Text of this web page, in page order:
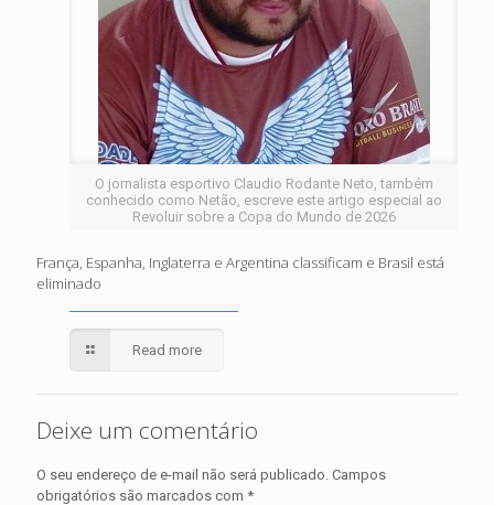
O jornalista esportivo Claudio Rodante Neto, também
conhecido como Netão, escreve este artigo especial ao
Revoluir sobre a Copa do Mundo de 2026
França, Espanha, Inglaterra e Argentina classificam e Brasil está
eliminado
Read more
Deixe um comentário
O seu endereço de e-mail não será publicado. Campos
obrigatórios são marcados com *